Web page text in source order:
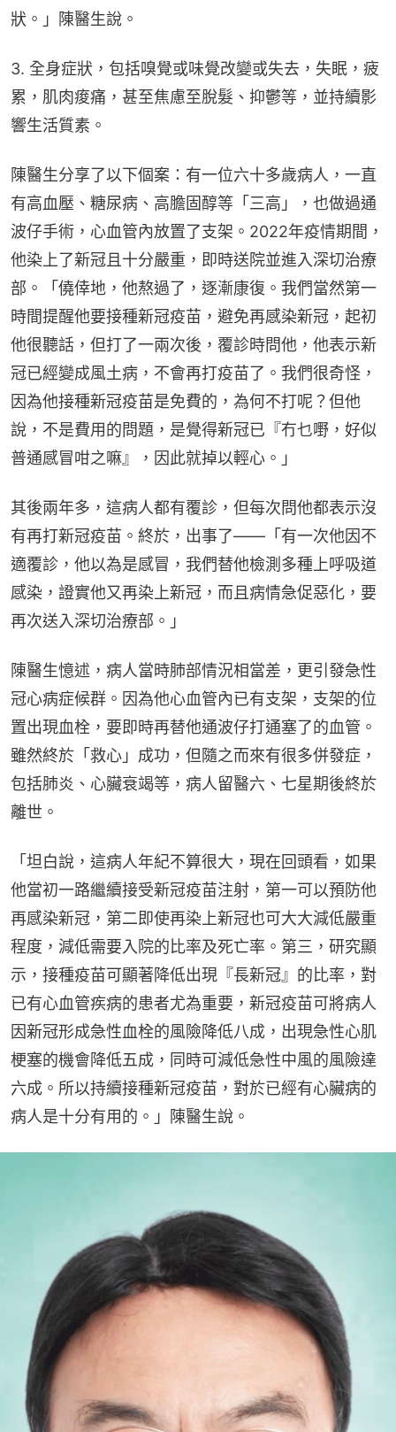
狀。」陳醫生說。
3. 全身症狀，包括嗅覺或味覺改變或失去，失眠，疲
累，肌肉痠痛，甚至焦慮至脫髮、抑鬱等，並持續影
響生活質素。
陳醫生分享了以下個案：有一位六十多歲病人，一直
有高血壓、糖尿病、高膽固醇等「三高」，也做過通
波仔手術，心血管內放置了支架。2022年疫情期間，
他染上了新冠且十分嚴重，即時送院並進入深切治療
部。「僥倖地，他熬過了，逐漸康復。我們當然第一
時間提醒他要接種新冠疫苗，避免再感染新冠，起初
他很聽話，但打了一兩次後，覆診時問他，他表示新
冠已經變成風土病，不會再打疫苗了。我們很奇怪，
因為他接種新冠疫苗是免費的，為何不打呢？但他
說，不是費用的問題，是覺得新冠已『冇乜嘢，好似
普通感冒咁之嘛』，因此就掉以輕心。」
其後兩年多，這病人都有覆診，但每次問他都表示沒
有再打新冠疫苗。終於，出事了——「有一次他因不
適覆診，他以為是感冒，我們替他檢測多種上呼吸道
感染，證實他又再染上新冠，而且病情急促惡化，要
再次送入深切治療部。」
陳醫生憶述，病人當時肺部情況相當差，更引發急性
冠心病症候群。因為他心血管內已有支架，支架的位
置出現血栓，要即時再替他通波仔打通塞了的血管。
雖然終於「救心」成功，但隨之而來有很多併發症，
包括肺炎、心臟衰竭等，病人留醫六、七星期後終於
離世。
「坦白說，這病人年紀不算很大，現在回頭看，如果
他當初一路繼續接受新冠疫苗注射，第一可以預防他
再感染新冠，第二即使再染上新冠也可大大減低嚴重
程度，減低需要入院的比率及死亡率。第三，研究顯
示，接種疫苗可顯著降低出現『長新冠』的比率，對
已有心血管疾病的患者尤為重要，新冠疫苗可將病人
因新冠形成急性血栓的風險降低八成，出現急性心肌
梗塞的機會降低五成，同時可減低急性中風的風險達
六成。所以持續接種新冠疫苗，對於已經有心臟病的
病人是十分有用的。」陳醫生說。